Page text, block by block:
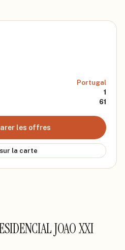
Portugal
1
61
les offres
la carte
JOAO XXI